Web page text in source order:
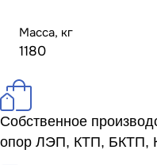
Масса, кг
1180
Собственное
опор ЛЭП, КТП, БКТП,